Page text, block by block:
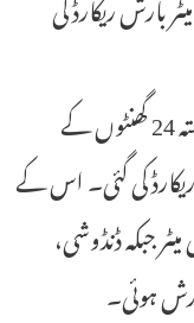
شہر کے مختلف علاقوں میں باندرہ میں گزشتہ 24 گھنٹوں کے
میٹر بارش ریکارڈ کی گئی۔ اس کے
ہل اور گھاٹکوپر میں 143، 143 ملی میٹر جبکہ ڈنڈوشی،
ہوئی۔